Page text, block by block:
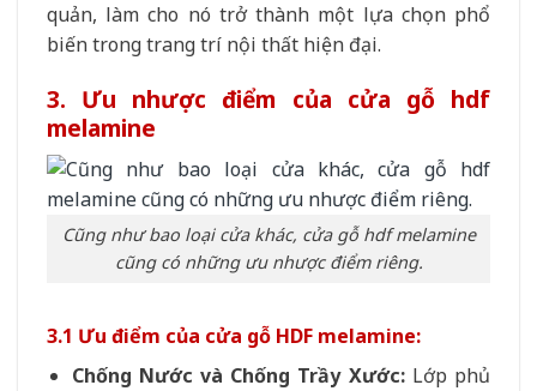
quản, làm cho nó trở thành một lựa chọn phổ
biến trong trang trí nội thất hiện đại.
3. Ưu nhược điểm của cửa gỗ hdf
melamine
Cũng như bao loại cửa khác, cửa gỗ hdf melamine
cũng có những ưu nhược điểm riêng.
3.1 Ưu điểm của cửa gỗ HDF melamine:
Chống Nước và Chống Trầy Xước:Lớp phủ